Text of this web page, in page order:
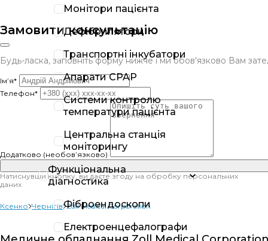
Замовити консультацію
Будь-ласка, заповніть форму нижче і ми обов'язково Вам
Ім’я*
Телефон*
Додатково (необов’язково)
Натиснувши кнопку, ви даєте згоду на обробку персональних
даних
Ксенко Чернігів Zoll Medical Corporation
Монітори пацієнта
Дефібрилятори
Транспортні інкубатори
Апарати CPAP
Системи контролю
температури пацієнта
Центральна станція
моніторингу
Функціональна
діагностика
Фіброендоскопи
Електроенцефалографи